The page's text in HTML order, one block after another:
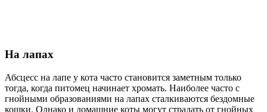
На лапах
Абсцесс на лапе у кота часто становится заметным только
тогда, когда питомец начинает хромать. Наиболее часто с
гнойными образованиями на лапах сталкиваются бездомные
кошки. Однако и домашние коты могут страдать от гнойных